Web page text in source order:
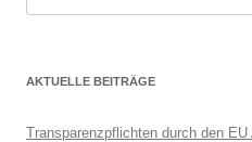
nach:
AKTUELLE BEITRÄGE
Transparenzpflichten durch den